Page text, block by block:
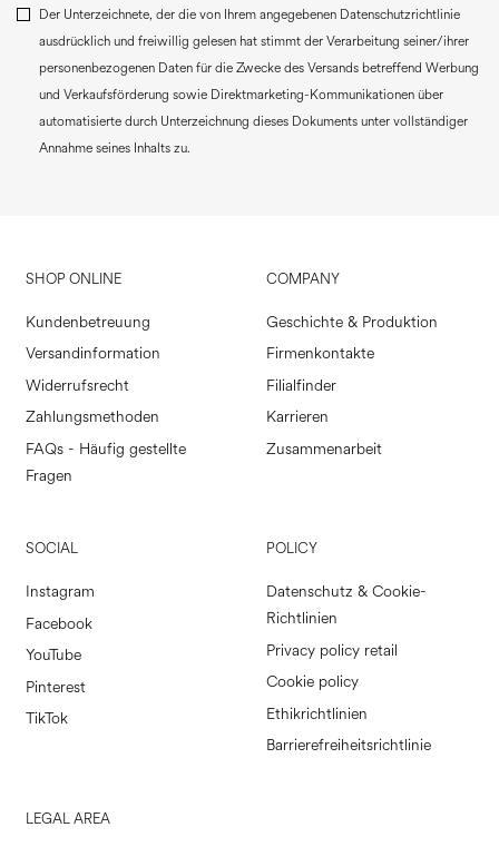
Der Unterzeichnete, der die von Ihrem angegebenen Datenschutzrichtlinie
ausdrücklich und freiwillig gelesen hat stimmt der Verarbeitung seiner/ihrer
personenbezogenen Daten für die Zwecke des Versands betreffend Werbung
und Verkaufsförderung sowie Direktmarketing-Kommunikationen über
automatisierte durch Unterzeichnung dieses Dokuments unter vollständiger
Annahme seines Inhalts zu.
SHOP ONLINE
Kundenbetreuung
Versandinformation
Widerrufsrecht
Zahlungsmethoden
FAQs - Häufig gestellte
Fragen
COMPANY
Geschichte & Produktion
Firmenkontakte
Filialfinder
Karrieren
Zusammenarbeit
SOCIAL
Instagram
Facebook
YouTube
Pinterest
TikTok
POLICY
Datenschutz & Cookie-
Richtlinien
Privacy policy retail
Cookie policy
Ethikrichtlinien
Barrierefreiheitsrichtlinie
LEGAL AREA